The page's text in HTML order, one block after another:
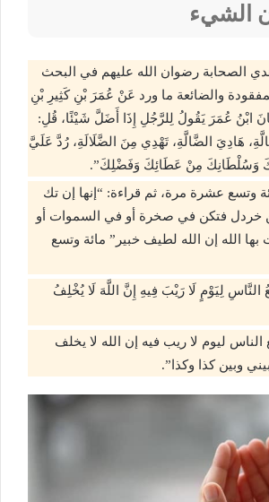
الشيء
الصحابة رضوان الله عليهم في البحث
والضائعة ما ورد عَنْ عُمَرَ بْنِ كَثِيرِ بْنِ
ابْنُ عُمَرَ يَقُولُ لِلرَّجُلِ إِذَا أَضَلَّ شَيْئًا، قُلِ:
هَادِيَ الضَّالَّةِ، تَهْدِي مِنَ الضَّلَالَةِ، رُدَّ عَلَيَّ
وَسُلْطَانِكَ مِنْ عَطَائِكَ وَفَضْلِكَ”.
وتسع عشرة مرة، ثم قراءة: “إنها إن تك
خردل فتكن في صخرة أو في السموات أو
الله إن الله لطيف خبير” مائة وتسع
النَّاسِ لِيَوْمٍ لَا رَيْبَ فِيهِ إِنَّ اللَّهَ لَا يُخْلِفُ
الناس ليوم لا ريب فيه إن الله لا يخلف
وبين كذا وكذا”.